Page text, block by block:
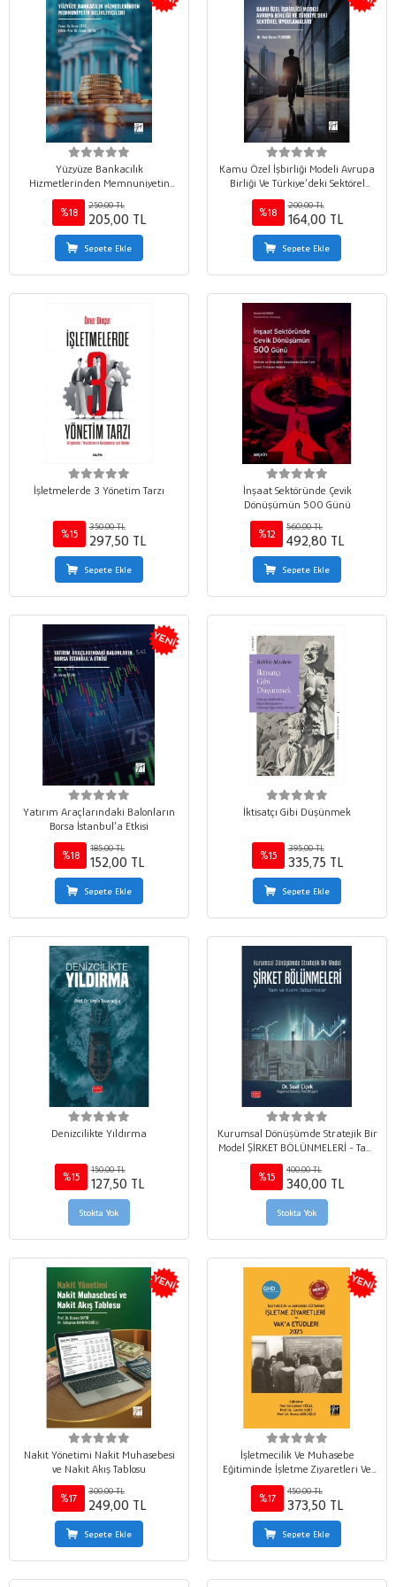
Yüzyüze Bankacılık
Hizmetlerinden Memnuniyetin
Belirliyicileri
%18
250,00 TL
205,00 TL
Sepete Ekle
Kamu Özel İşbirliği Modeli Avrupa
Birliği Ve Türkiye’deki Sektörel
Uygulamaları
%18
200,00 TL
164,00 TL
Sepete Ekle
İşletmelerde 3 Yönetim Tarzı
%15
350,00 TL
297,50 TL
Sepete Ekle
İnşaat Sektöründe Çevik
Dönüşümün 500 Günü
%12
560,00 TL
492,80 TL
Sepete Ekle
Yatırım Araçlarındaki Balonların
Borsa İstanbul’a Etkisi
%18
185,00 TL
152,00 TL
Sepete Ekle
İktisatçı Gibi Düşünmek
%15
395,00 TL
335,75 TL
Sepete Ekle
Denizcilikte Yıldırma
%15
150,00 TL
127,50 TL
Stokta Yok
Kurumsal Dönüşümde Stratejik Bir
Model ŞİRKET BÖLÜNMELERİ - Tam
ve Kısmi Bölünmeler
%15
400,00 TL
340,00 TL
Stokta Yok
Nakit Yönetimi Nakit Muhasebesi
ve Nakit Akış Tablosu
%17
300,00 TL
249,00 TL
Sepete Ekle
İşletmecilik Ve Muhasebe
Eğitiminde İşletme Ziyaretleri Ve
Vak’a Etüdleri 2025
%17
450,00 TL
373,50 TL
Sepete Ekle